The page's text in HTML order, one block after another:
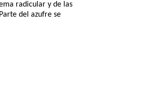
radicular y de las
del azufre se